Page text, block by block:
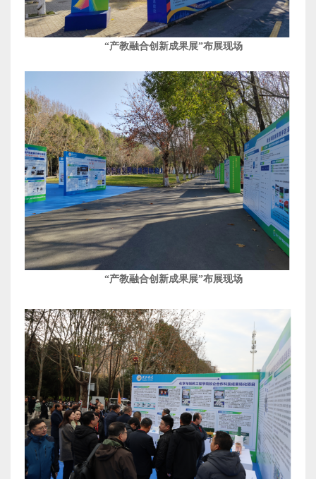
“产教融合创新成果展”布展现场
“产教融合创新成果展”布展现场